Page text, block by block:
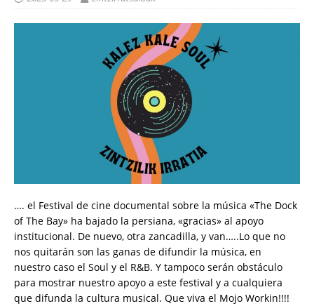
…. el Festival de cine documental sobre la música «The Dock
of The Bay» ha bajado la persiana, «gracias» al apoyo
institucional. De nuevo, otra zancadilla, y van…..Lo que no
nos quitarán son las ganas de difundir la música, en
nuestro caso el Soul y el R&B. Y tampoco serán obstáculo
para mostrar nuestro apoyo a este festival y a cualquiera
que difunda la cultura musical. Que viva el Mojo Workin!!!!